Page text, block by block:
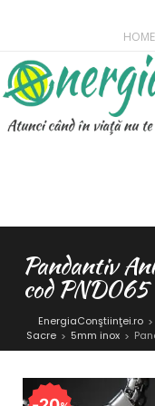
HOME
Pandantiv
cod PND065
EnergiaConştiinţei.ro >
Sacre > 5mm inox >